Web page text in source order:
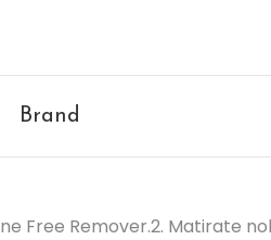
Brand
Free Remover.2. Matirate